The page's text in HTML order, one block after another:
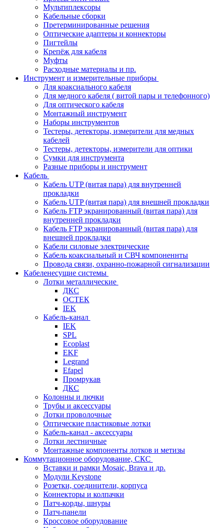
Мультиплексоры
Кабельные сборки
Претерминированные решения
Оптические адаптеры и коннекторы
Пигтейлы
Крепёж для кабеля
Муфты
Расходные материалы и пр.
Инструмент и измерительные приборы
Для коаксиального кабеля
Для медного кабеля ( витой пары и телефонного)
Для оптического кабеля
Монтажный инструмент
Наборы инструментов
Тестеры, детекторы, измерители для медных
кабелей
Тестеры, детекторы, измерители для оптики
Сумки для инструмента
Разные приборы и инструмент
Кабель
Кабель UTP (витая пара) для внутренней
прокладки
Кабель UTP (витая пара) для внешней прокладки
Кабель FTP экранированный (витая пара) для
внутренней прокладки
Кабель FTP экранированный (витая пара) для
внешней прокладки
Кабели силовые электрические
Кабель коаксиальный и СВЧ компоненнты
Провода связи, охранно-пожарной сигнализации
Кабеленесущие системы
Лотки металлические
ДКС
ОСТЕК
IEK
Кабель-канал
IEK
SPL
Ecoplast
EKF
Legrand
Efapel
Промрукав
ДКС
Колонны и лючки
Трубы и аксессуары
Лотки проволочные
Оптические пластиковые лотки
Кабель-канал - аксессуары
Лотки лестничные
Монтажные компоненты лотков и метизы
Коммутационное оборудование, СКС
Вставки и рамки Mosaic, Brava и др.
Модули Keystone
Розетки, соединители, корпуса
Коннекторы и колпачки
Патч-корды, шнуры
Патч-панели
Кроссовое оборудование